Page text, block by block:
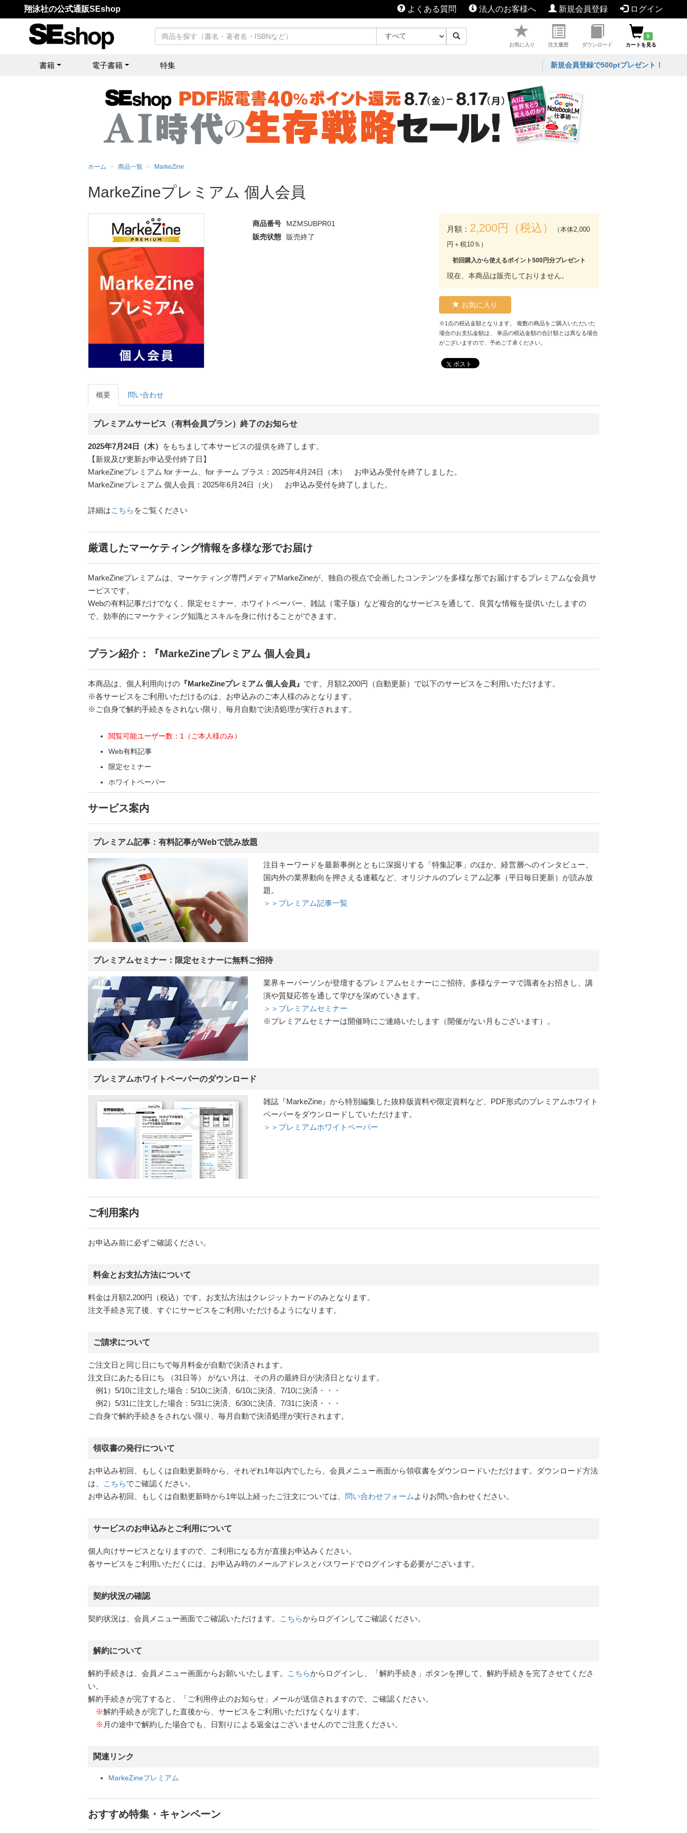
翔泳社の公式通販SEshop よくある質問 法人のお客様へ 新規会員登録 ログイン
お気に入り 注文履歴 ダウンロード
0
カートを見る
書籍 電子書籍 特集 新規会員登録で500ptプレゼント！
ホーム 商品一覧 MarkeZine
MarkeZineプレミアム 個人会員
商品番号
MZMSUBPR01
販売状態
販売終了
月額： 2,200円（税込）
（本体2,000
円＋税10％）
初回購入から使えるポイント500円分プレゼント
現在、本商品は販売しておりません。
お気に入り
※1点の税込金額となります。 複数の商品をご購入いただいた
場合のお支払金額は、 単品の税込金額の合計額とは異なる場合
がございますので、予めご了承ください。
ポスト
概要 問い合わせ
プレミアムサービス（有料会員プラン）終了のお知らせ
2025年7月24日（木）
をもちまして本サービスの提供を終了します。
【新規及び更新お申込受付終了日】
MarkeZineプレミアム for チーム、for チーム プラス：2025年4月24日（木） お申込み受付を終了しました。
MarkeZineプレミアム 個人会員：2025年6月24日（火） お申込み受付を終了しました。
詳細はこちら をご覧ください
厳選したマーケティング情報を多様な形でお届け
MarkeZineプレミアムは、マーケティング専門メディアMarkeZineが、独自の視点で企画したコンテンツを多様な形でお届けするプレミアムな会員サ
ービスです。
Webの有料記事だけでなく、限定セミナー、ホワイトペーパー、雑誌（電子版）など複合的なサービスを通して、良質な情報を提供いたしますの
で、効率的にマーケティング知識とスキルを身に付けることができます。
プラン紹介：『MarkeZineプレミアム 個人会員』
本商品は、個人利用向けの 『MarkeZineプレミアム 個人会員』 です。月額2,200円（自動更新）で以下のサービスをご利用いただけます。
※各サービスをご利用いただけるのは、お申込みのご本人様のみとなります。
※ご自身で解約手続きをされない限り、毎月自動で決済処理が実行されます。
閲覧可能ユーザー数：1（ご本人様のみ）
Web有料記事
限定セミナー
ホワイトペーパー
サービス案内
プレミアム記事：有料記事がWebで読み放題
注目キーワードを最新事例とともに深掘りする「特集記事」のほか、経営層へのインタビュー、
国内外の業界動向を押さえる連載など、オリジナルのプレミアム記事（平日毎日更新）が読み放
題。
＞＞プレミアム記事一覧
プレミアムセミナー：限定セミナーに無料ご招待
業界キーパーソンが登壇するプレミアムセミナーにご招待。多様なテーマで識者をお招きし、講
演や質疑応答を通して学びを深めていきます。
＞＞プレミアムセミナー
※プレミアムセミナーは開催時にご連絡いたします（開催がない月もございます）。
プレミアムホワイトペーパーのダウンロード
雑誌『MarkeZine』から特別編集した抜粋版資料や限定資料など、PDF形式のプレミアムホワイト
ペーパーをダウンロードしていただけます。
＞＞プレミアムホワイトペーパー
ご利用案内
お申込み前に必ずご確認ください。
料金とお支払方法について
料金は月額2,200円（税込）です。お支払方法はクレジットカードのみとなります。
注文手続き完了後、すぐにサービスをご利用いただけるようになります。
ご請求について
ご注文日と同じ日にちで毎月料金が自動で決済されます。
注文日にあたる日にち （31日等） がない月は、その月の最終日が決済日となります。
例1）5/10に注文した場合：5/10に決済、6/10に決済、7/10に決済・・・
例2）5/31に注文した場合：5/31に決済、6/30に決済、7/31に決済・・・
ご自身で解約手続きをされない限り、毎月自動で決済処理が実行されます。
領収書の発行について
お申込み初回、もしくは自動更新時から、それぞれ1年以内でしたら、会員メニュー画面から領収書をダウンロードいただけます。ダウンロード方法
は、
こちらでご確認ください。
お申込み初回、もしくは自動更新時から1年以上経ったご注文については、
問い合わせフォームよりお問い合わせください。
サービスのお申込みとご利用について
個人向けサービスとなりますので、ご利用になる方が直接お申込みください。
各サービスをご利用いただくには、お申込み時のメールアドレスとパスワードでログインする必要がございます。
契約状況の確認
契約状況は、会員メニュー画面でご確認いただけます。 こちらからログインしてご確認ください。
解約について
解約手続きは、会員メニュー画面からお願いいたします。 こちらからログインし、「解約手続き」ボタンを押して、解約手続きを完了させてくださ
い。
解約手続きが完了すると、「ご利用停止のお知らせ」メールが送信されますので、ご確認ください。
※解約手続きが完了した直後から、サービスをご利用いただけなくなります。
※ 月の途中で解約した場合でも、日割りによる返金はございませんのでご注意ください。
関連リンク
MarkeZineプレミアム
おすすめ特集・キャンペーン